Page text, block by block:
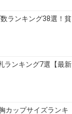
ランキング38選！貧
ランキング7選【最新
カップサイズランキ